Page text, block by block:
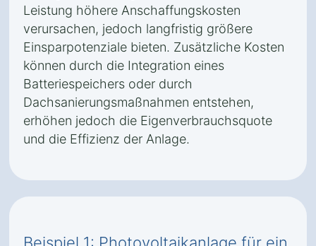
Leistung höhere Anschaffungskosten
verursachen, jedoch langfristig größere
Einsparpotenziale bieten. Zusätzliche Kosten
können durch die Integration eines
Batteriespeichers oder durch
Dachsanierungsmaßnahmen entstehen,
erhöhen jedoch die Eigenverbrauchsquote
und die Effizienz der Anlage.